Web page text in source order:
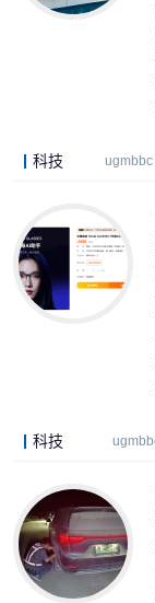
科技
科技